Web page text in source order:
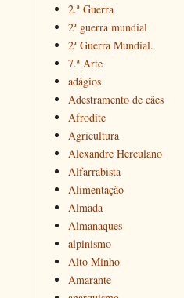
2.ª Guerra
2ª guerra mundial
2ª Guerra Mundial.
7.ª Arte
adágios
Adestramento de cães
Afrodite
Agricultura
Alexandre Herculano
Alfarrabista
Alimentação
Almada
Almanaques
alpinismo
Alto Minho
Amarante